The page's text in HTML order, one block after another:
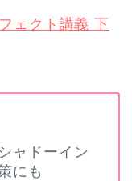
ェクト講義 下
ャドーイン
にも